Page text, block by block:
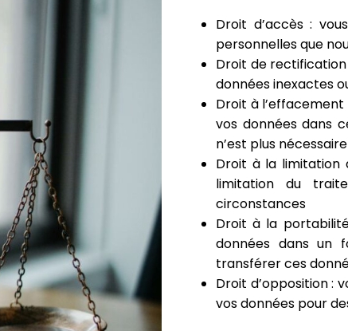
Droit d’accès :
personnelles que
Droit de
données inexactes
Droit à
vos données dans
n’est plus nécessaire
Droit à la limitation
limitation du
circonstances
Droit à la
données dans un
transférer ces
Droit d’opposition :
vos données pour